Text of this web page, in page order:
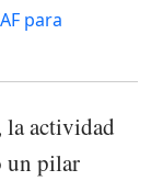
para
la actividad
un pilar